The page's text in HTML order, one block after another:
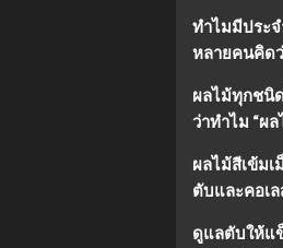
ทำไมมีประจ
หลายคนคิด
ผลไม้ทุกชนิ
ว่าทำไม “ผ
ผลไม้สีเข้มเ
ตับและคอเล
ดูแลตับให้แ